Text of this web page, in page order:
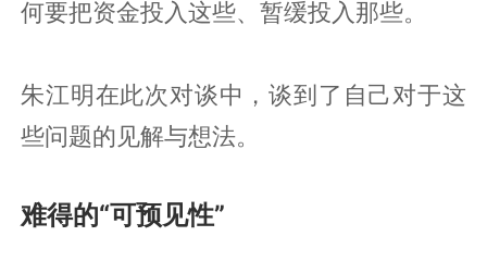
何要把资金投入这些、暂缓投入那些。
朱江明在此次对谈中，谈到了自己对于这
些问题的见解与想法。
难得的“可预见性”